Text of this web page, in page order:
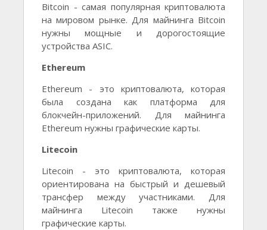
Bitcoin - самая популярная криптовалюта
на мировом рынке. Для майнинга Bitcoin
нужны мощные и дорогостоящие
устройства ASIC.
Ethereum
Ethereum - это криптовалюта, которая
была создана как платформа для
блокчейн-приложений. Для майнинга
Ethereum нужны графические карты.
Litecoin
Litecoin - это криптовалюта, которая
ориентирована на быстрый и дешевый
трансфер между участниками. Для
майнинга Litecoin также нужны
графические карты.